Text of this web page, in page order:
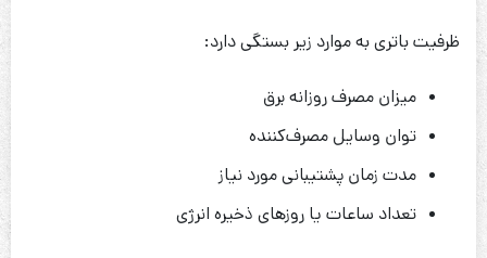
ظرفیت باتری به موارد زیر بستگی دارد:
میزان مصرف روزانه برق
توان وسایل مصرف‌کننده
مدت زمان پشتیبانی مورد نیاز
تعداد ساعات یا روزهای ذخیره انرژی